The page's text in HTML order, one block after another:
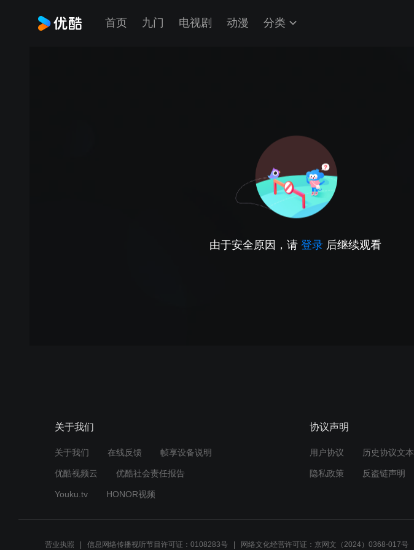
首页 九门 电视剧 动漫 分类
由于安全原因，请 登录 后继续观看
关于我们
关于我们 在线反馈 帧享设备说明
优酷视频云 优酷社会责任报告
Youku.tv HONOR视频
协议声明
用户协议 历史协议文本
隐私政策 反盗链声明
营业执照 信息网络传播视听节目许可证：0108283号 网络文化经营许可证：京网文（2024）0368-017号